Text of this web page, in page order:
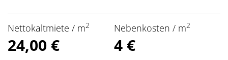
Nettokaltmiete / m2
24,00 €
Nebenkosten / m2
4 €